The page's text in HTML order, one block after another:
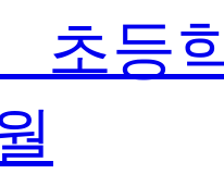
초등